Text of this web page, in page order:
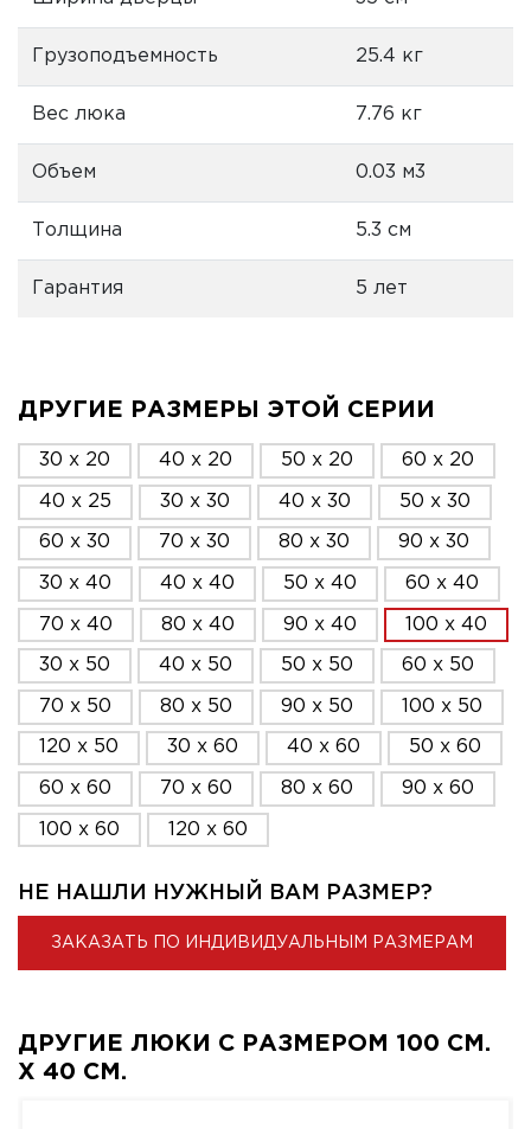
Грузоподъемность 25.4 кг
Вес люка 7.76 кг
Объем 0.03 м3
Толщина 5.3 см
Гарантия 5 лет
ДРУГИЕ РАЗМЕРЫ ЭТОЙ СЕРИИ
30 x 20 40 x 20 50 x 20 60 x 20
40 x 25 30 x 30 40 x 30 50 x 30
60 x 30 70 x 30 80 x 30 90 x 30
30 x 40 40 x 40 50 x 40 60 x 40
70 x 40 80 x 40 90 x 40 100 x 40
30 x 50 40 x 50 50 x 50 60 x 50
70 x 50 80 x 50 90 x 50 100 x 50
120 x 50 30 x 60 40 x 60 50 x 60
60 x 60 70 x 60 80 x 60 90 x 60
100 x 60 120 x 60
НЕ НАШЛИ НУЖНЫЙ ВАМ РАЗМЕР?
ЗАКАЗАТЬ ПО ИНДИВИДУАЛЬНЫМ РАЗМЕРАМ
ДРУГИЕ ЛЮКИ С РАЗМЕРОМ 100 СМ.
X 40 СМ.